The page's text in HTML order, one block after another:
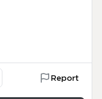
Report